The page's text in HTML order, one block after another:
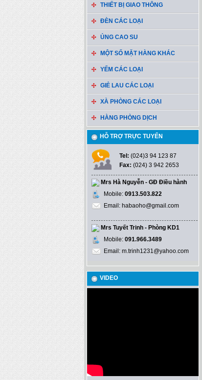
THIẾT BỊ GIAO THÔNG
ĐÈN CÁC LOẠI
ỦNG CAO SU
MỘT SỐ MẶT HÀNG KHÁC
YẾM CÁC LOẠI
GIẺ LAU CÁC LOẠI
XÀ PHÒNG CÁC LOẠI
HÀNG PHÒNG DỊCH
HỖ TRỢ TRỰC TUYẾN
Tel: (024)3 94 123 87
Fax: (024) 3 942 2653
Mrs Hà Nguyễn - GĐ Điều hành
Mobile: 0913.503.822
Email: habaoho@gmail.com
Mrs Tuyết Trinh - Phòng KD1
Mobile: 091.966.3489
Email: m.trinh1231@yahoo.com
VIDEO